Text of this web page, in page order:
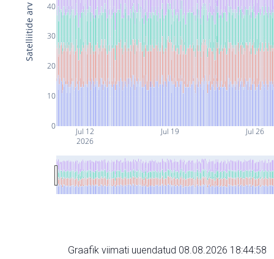
Jul 12
2026
Jul 19 Jul 26
0
10
20
30
40
Satelliitide arv
Graafik viimati uuendatud 08.08.2026 18:44:58